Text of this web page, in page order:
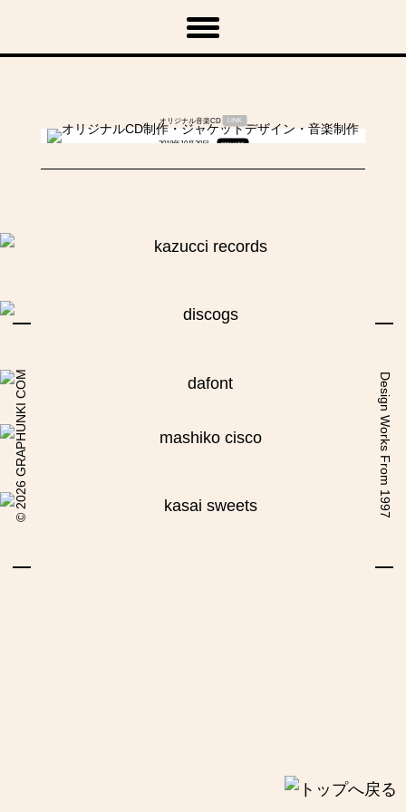
オリジナル音楽CD LINK
2018年10月30日 PRIVATE
Design Works From 1997
©
2026 GRAPHUNKI COM